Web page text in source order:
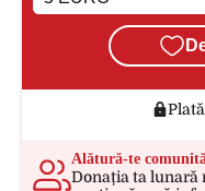
Alătură-te
Donația ta lunară